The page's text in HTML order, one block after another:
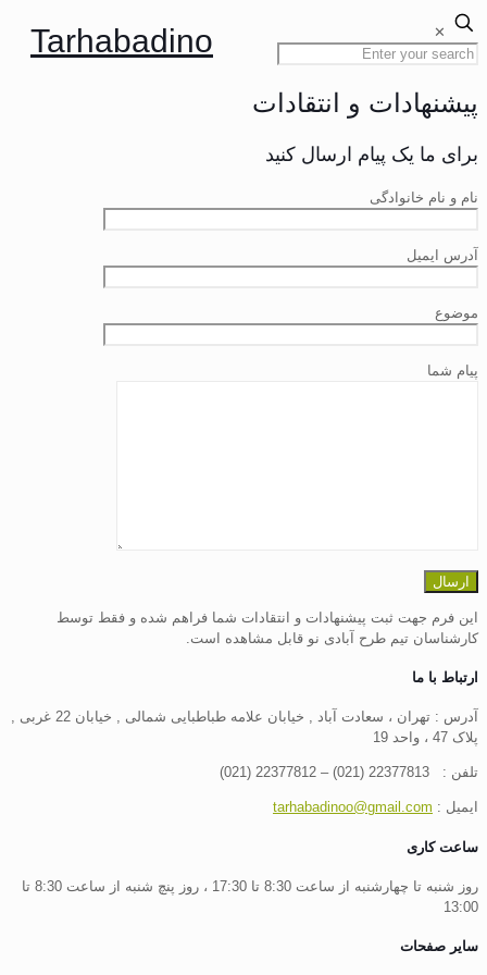
Tarhabadino ✕
پیشنهادات و انتقادات
برای ما یک پیام ارسال کنید
نام و نام خانوادگی
آدرس ایمیل
موضوع
پیام شما
این فرم جهت ثبت پیشنهادات و انتقادات شما فراهم شده و فقط توسط
کارشناسان تیم طرح آبادی نو قابل مشاهده است.
ارتباط با ما
آدرس : تهران ، سعادت آباد , خیابان علامه طباطبایی شمالی , خیابان 22 غربی ,
پلاک 47 ، واحد 19
تلفن : 22377813 (021) – 22377812 (021)
ایمیل : tarhabadinoo@gmail.com
ساعت کاری
روز شنبه تا چهارشنبه از ساعت 8:30 تا 17:30 ، روز پنچ شنبه از ساعت 8:30 تا
13:00
سایر صفحات